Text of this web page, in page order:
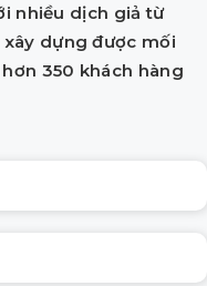
nhiều dịch giả từ
xây dựng được mối
350 khách hàng